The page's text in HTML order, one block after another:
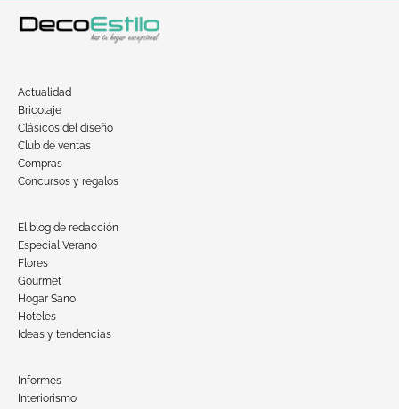
Actualidad
Bricolaje
Clásicos del diseño
Club de ventas
Compras
Concursos y regalos
El blog de redacción
Especial Verano
Flores
Gourmet
Hogar Sano
Hoteles
Ideas y tendencias
Informes
Interiorismo